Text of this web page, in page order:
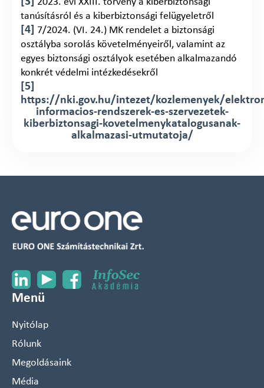
tanúsításról és a kiberbiztonsági felügyeletről
[4] 7/2024. (VI. 24.) MK rendelet a biztonsági
osztályba sorolás követelményeiről, valamint az
egyes biztonsági osztályok esetében alkalmazandó
konkrét védelmi intézkedésekről
[5]
https://nki.gov.hu/intezet/kozlemenyek/
informacios-rendszerek-es-szervezetek-
kiberbiztonsagi-kovetelmenykatalogusanak-
alkalmazasi-utmutatoja/
Menü
Nyitólap
Rólunk
Megoldásaink
Média